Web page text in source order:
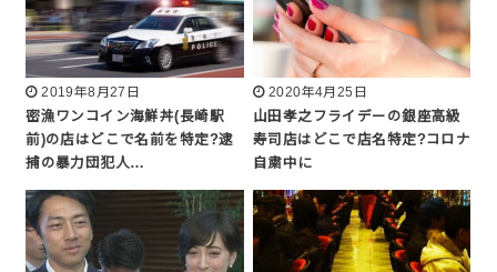
2019年8月27日
密漁ワンコイン海鮮丼(長崎駅
前)の店はどこで名前を特定?逮
捕の暴力団犯人…
2020年4月25日
山田孝之フライデーの銀座高級
寿司店はどこで店名特定?コロナ
自粛中に